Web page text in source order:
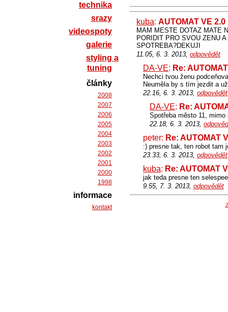
kuba: AUTOMAT VE 2.0
MAM MESTE DOTAZ MATE
PORIDIT PRO SVOU ZENU
SPOTREBA?DEKUJI
11.05, 6. 3. 2013, odpovědět
DA-VE: Re:
Nechci tvou ženu
Neuměla by s tím jezdit a
22.16, 6. 3. 2013, odpovědět
DA-VE: Re:
Spotřeba město 11, mimo
22.18, 6. 3. 2013,
peter: Re: AUTOMAT
:) presne tak, ten robot tam
23.33, 6. 3. 2013, odpovědět
kuba: Re: AUTOMAT
jak teda presne ten
9.55, 7. 3. 2013, odpovědět
technika
srazy
videospoty
galerie
styling a
tuning
články
2008
2007
2006
2005
2004
2003
2002
2001
2000
1998
informace
kontakt